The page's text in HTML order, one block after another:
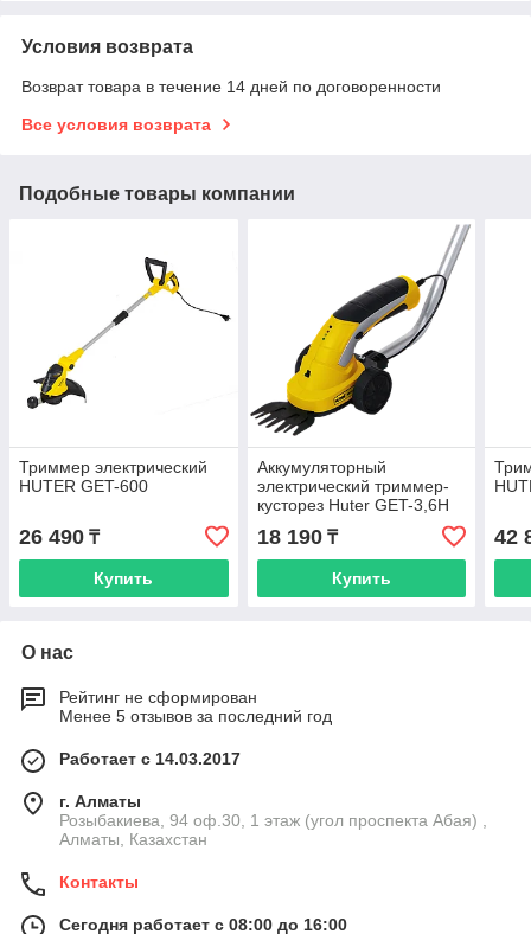
Условия возврата
Возврат товара в течение 14 дней по договоренности
Все условия возврата
Подобные товары компании
Триммер электрический
HUTER GET-600
26 490 ₸
Купить
Аккумуляторный
электрический триммер-
кусторез Huter GET-3,6H
18 190₸
Купить
42
О нас
Рейтинг не сформирован
Менее 5 отзывов за последний год
Работает с 14.03.2017
г. Алматы
Розыбакиева, 94 оф.30, 1 этаж (угол проспекта Абая) ,
Алматы, Казахстан
Контакты
Сегодня работает с 08:00 до 16:00